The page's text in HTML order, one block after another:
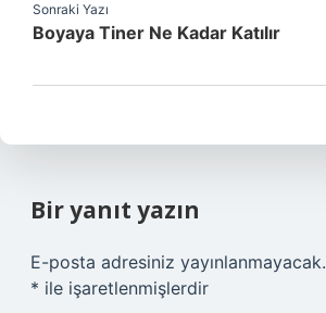
Sonraki Yazı
Boyaya Tiner Ne Kadar Katılır
Bir yanıt yazın
E-posta adresiniz yayınlanmayacak.
* ile işaretlenmişlerdir